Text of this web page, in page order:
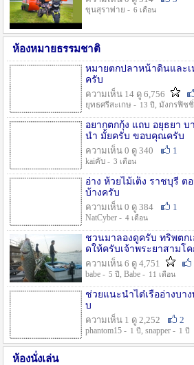
ขุนสุราพ่าย - 6 เดือน
ห้องหมายธรรมชาติ
หมายตกปลาหน้าดินและเ
ครับ
ความเห็น 14 ดู 6,756
ยุทธศรีสะเกษ - 13 ปี , มังกรฟิช
อยากตกกุ้ง แถบ อยุธยา
นำ มั้ยครับ ขอบคุณครับ
ความเห็น 0 ดู 340
1
kaiคับ - 3 เดือน
อ่าง ห้วยไม้เต็ง ราชบุรี ต
บ้างครับ
ความเห็น 0 ดู 384
1
NatCyber - 4 เดือน
ชวนมาลองดูครับ ทริพตกเ
ดให้ครับเจ้าพระยาสามโ
ความเห็น 6 ดู 4,751
babe - 5 ปี , Babe - 11 เดือน
ช่วยแนะนำไต๋เรืออ่างบา
บ
ความเห็น 1 ดู 2,252
2
phantom15 - 1 ปี , snapper - 1 ปี
ห้องนั่งเล่น